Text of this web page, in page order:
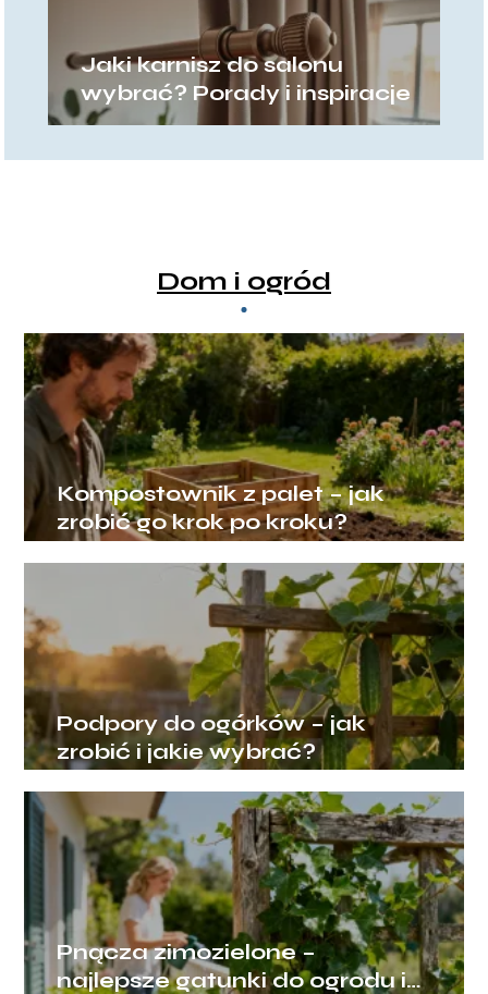
Jaki karnisz do salonu
wybrać? Porady i inspiracje
Dom i ogród
Kompostownik z palet – jak
zrobić go krok po kroku?
Podpory do ogórków – jak
zrobić i jakie wybrać?
Pnącza zimozielone –
najlepsze gatunki do ogrodu i